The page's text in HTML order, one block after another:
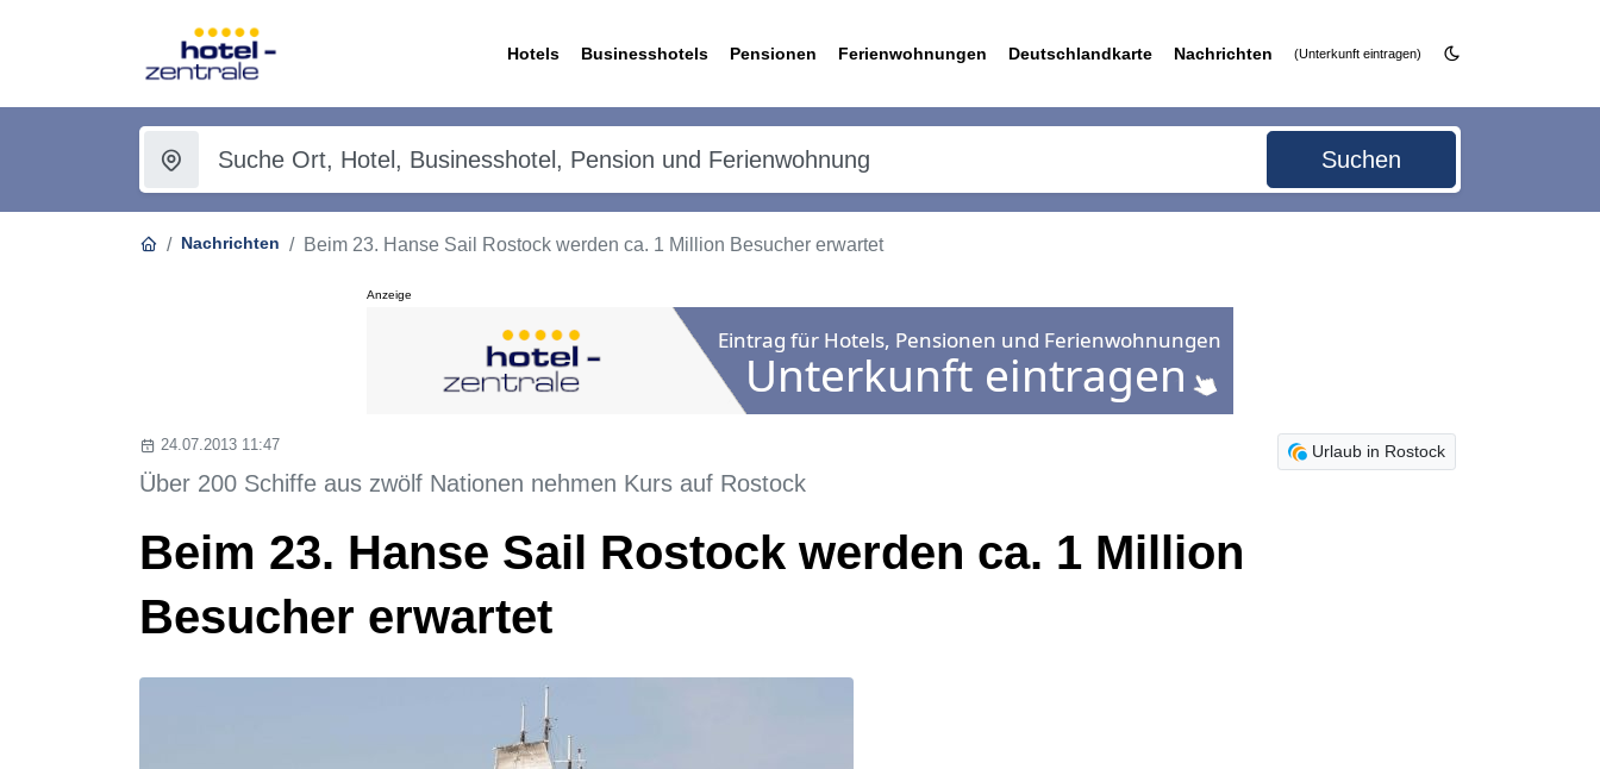
Hotels Businesshotels Pensionen Ferienwohnungen Deutschlandkarte Nachrichten (Unterkunft eintragen)
Suchen
Nachrichten Beim 23. Hanse Sail Rostock werden ca. 1 Million Besucher erwartet
Anzeige
Urlaub in Rostock
24.07.2013 11:47
Über 200 Schiffe aus zwölf Nationen nehmen Kurs auf Rostock
Beim 23. Hanse Sail Rostock werden ca. 1 Million
Besucher erwartet